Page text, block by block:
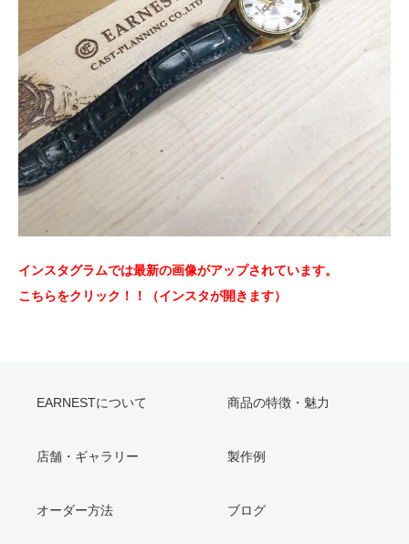
インスタグラムでは最新の画像がアップされています。
こちらをクリック！！（インスタが開きます）
EARNESTについて 商品の特徴・魅力
店舗・ギャラリー 製作例
オーダー方法 ブログ